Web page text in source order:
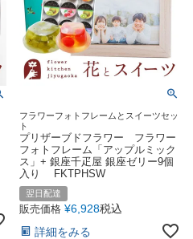
フラワーフォトフレームとスイーツセッ
ト
プリザーブドフラワー フラワー
フォトフレーム「アップルミック
ス」+ 銀座千疋屋 銀座ゼリー9個
入り FKTPHSW
翌日配達
販売価格 ¥6,928税込
詳細をみる